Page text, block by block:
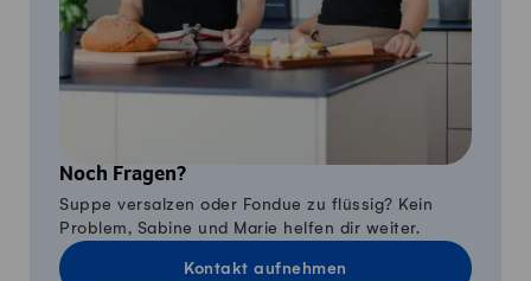
Noch Fragen?
Suppe versalzen oder Fondue zu flüssig? Kein
Problem, Sabine und Marie helfen dir weiter.
Kontakt aufnehmen